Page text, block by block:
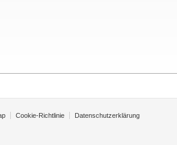
Cookie-Richtlinie
Datenschutzerklärung